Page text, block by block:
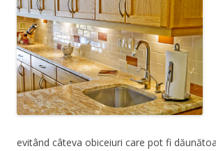
evitând câteva obiceiuri care pot fi